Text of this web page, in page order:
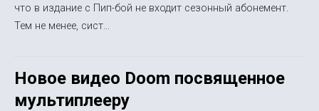
что в издание с Пип-бой не входит сезонный абонемент.
Тем не менее, сист...
Новое видео Doom посвященное
мультиплееру